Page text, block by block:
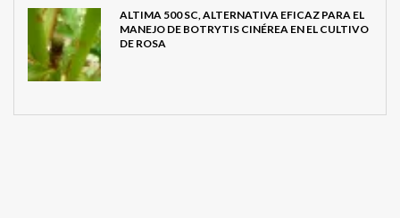
ALTIMA 500 SC, ALTERNATIVA EFICAZ PARA EL
MANEJO DE BOTRYTIS CINÉREA EN EL CULTIVO
DE ROSA